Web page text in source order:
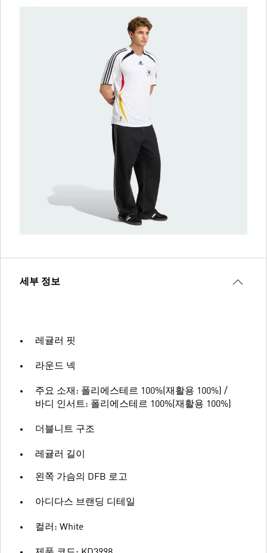
세부 정보
레귤러 핏
라운드 넥
주요 소재: 폴리에스테르 100%(재활용 100%) /
바디 인서트: 폴리에스테르 100%(재활용 100%)
더블니트 구조
레귤러 길이
왼쪽 가슴의 DFB 로고
아디다스 브랜딩 디테일
컬러: White